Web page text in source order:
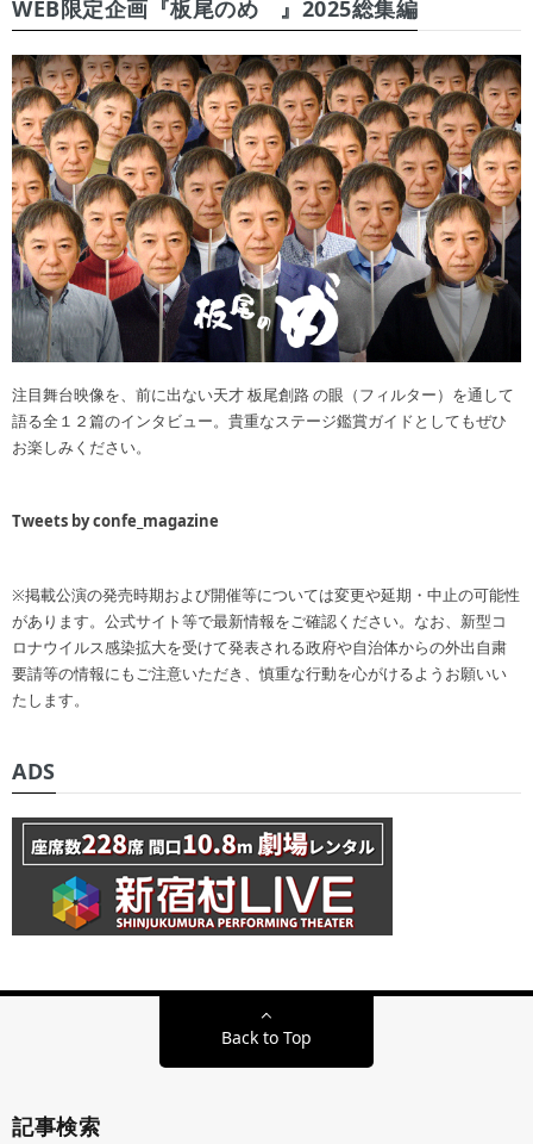
WEB限定企画『板尾のめ゙』2025総集編
注目舞台映像を、前に出ない天才 板尾創路 の眼（フィルター）を通して
語る全１２篇のインタビュー。貴重なステージ鑑賞ガイドとしてもぜひ
お楽しみください。
Tweets by confe_magazine
※掲載公演の発売時期および開催等については変更や延期・中止の可能性
があります。公式サイト等で最新情報をご確認ください。なお、新型コ
ロナウイルス感染拡大を受けて発表される政府や自治体からの外出自粛
要請等の情報にもご注意いただき、慎重な行動を心がけるようお願いい
たします。
ADS
Back to Top
記事検索